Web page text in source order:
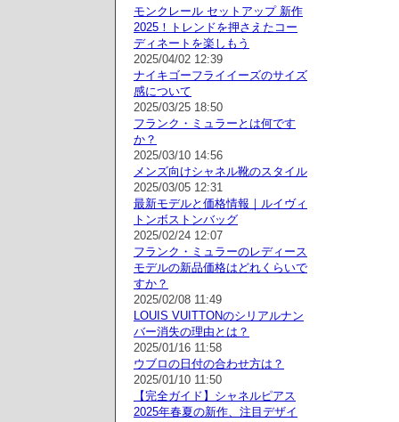
モンクレール セットアップ 新作
2025！トレンドを押さえたコー
ディネートを楽しもう
2025/04/02 12:39
ナイキゴーフライイーズのサイズ
感について
2025/03/25 18:50
フランク・ミュラーとは何です
か？
2025/03/10 14:56
メンズ向けシャネル靴のスタイル
2025/03/05 12:31
最新モデルと価格情報｜ルイヴィ
トンボストンバッグ
2025/02/24 12:07
フランク・ミュラーのレディース
モデルの新品価格はどれくらいで
すか？
2025/02/08 11:49
LOUIS VUITTONのシリアルナン
バー消失の理由とは？
2025/01/16 11:58
ウブロの日付の合わせ方は？
2025/01/10 11:50
【完全ガイド】シャネルピアス
2025年春夏の新作、注目デザイ